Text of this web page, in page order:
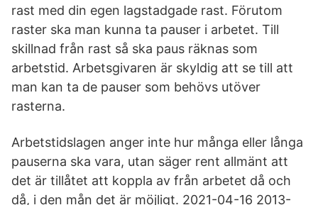
rast med din egen lagstadgade rast. Förutom
raster ska man kunna ta pauser i arbetet. Till
skillnad från rast så ska paus räknas som
arbetstid. Arbetsgivaren är skyldig att se till att
man kan ta de pauser som behövs utöver
rasterna.
Arbetstidslagen anger inte hur många eller långa
pauserna ska vara, utan säger rent allmänt att
det är tillåtet att koppla av från arbetet då och
då, i den mån det är möjligt. 2021-04-16 2013-